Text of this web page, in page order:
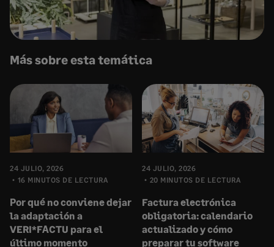
Más sobre esta temática
24 JULIO, 2026
16 MINUTOS DE LECTURA
Por qué no conviene dejar
la adaptación a
VERI*FACTU para el
último momento
24 JULIO, 2026
20 MINUTOS DE LECTURA
Factura electrónica
obligatoria: calendario
actualizado y cómo
preparar tu software